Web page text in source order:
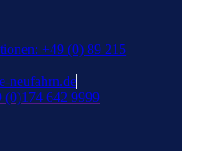
+49 (0) 89 215
neufahrn.de
(0)174 642 9999